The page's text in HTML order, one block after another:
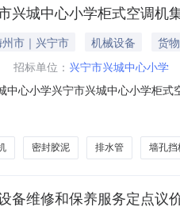
兴城中心小学柜式空调机
市｜兴宁市 机械设备
货物
招标单位： 兴宁市兴城中心小学
中心小学兴宁市兴城中心小学柜
式：15819013703供应商(乙方)
密封胶泥 排水管 墙孔挡
备维修和保养服务定点议